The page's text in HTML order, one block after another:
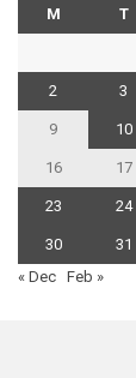
M T
2 3
9 10
16 17
23 24
30
31
« Dec Feb »